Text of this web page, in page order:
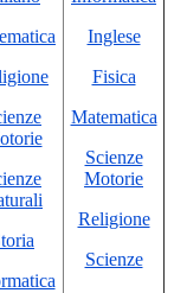
Inglese
Fisica
Matematica
Scienze
Motorie
Religione
Scienze